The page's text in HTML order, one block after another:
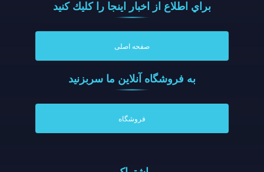
براي اطلاع از اخبار اينجا را كليك كنيد
صفحه اصلی
به فروشگاه آنلاين ما سربزنيد
فروشگاه